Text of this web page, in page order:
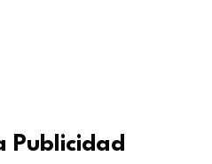
Publicidad